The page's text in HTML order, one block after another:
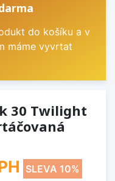
do košíku a v
máme vyvrtat
30 Twilight
SLEVA 10%